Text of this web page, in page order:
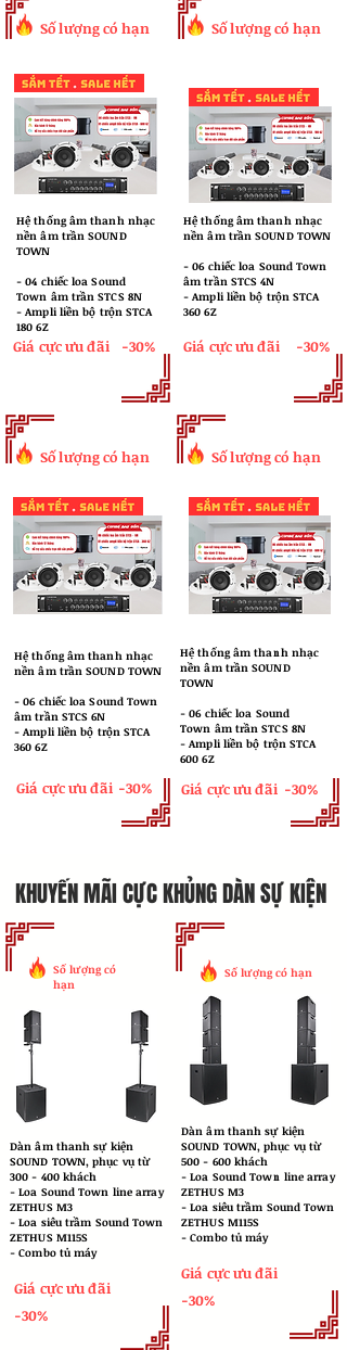
Số lượng có hạn
Hệ thống âm thanh nhạc
nền âm trần SOUND
TOWN
​- 04 chiếc loa Sound
Town âm trần STCS 8N
- Ampli liền bộ trộn STCA
180 6Z
Giá cực ưu đãi -30%
Số lượng có hạn
Hệ thống âm thanh nhạc
nền âm trần SOUND TOWN
​- 06 chiếc loa Sound Town
âm trần STCS 4N
- Ampli liền bộ trộn STCA
360 6Z
Giá cực ưu đãi -30%
Số lượng có hạn
Hệ thống âm thanh nhạc
nền âm trần SOUND TOWN
​- 06 chiếc loa Sound Town
âm trần STCS 6N
- Ampli liền bộ trộn STCA
360 6Z
Giá cực ưu đãi -30%
Số lượng có hạn
Hệ thống âm thanh nhạc
nền âm trần SOUND
TOWN
​- 06 chiếc loa Sound
Town âm trần STCS 8N
- Ampli liền bộ trộn STCA
600 6Z
Giá cực ưu đãi -30%
KHUYẾN MÃI CỰC KHỦNG DÀN SỰ KIỆN
Số lượng có
hạn
Dàn âm thanh sự kiện
SOUND TOWN, phục vụ từ
300 - 400 khách
​- Loa Sound Town line array
ZETHUS M3
- Loa siêu trầm Sound Town
ZETHUS M115S
- Combo tủ máy
Giá cực ưu đãi
-30%
Số lượng có hạn
Dàn âm thanh sự kiện
SOUND TOWN, phục vụ từ
500 - 600 khách
​- Loa Sound Town line array
ZETHUS M3
- Loa siêu trầm Sound Town
ZETHUS M115S
- Combo tủ máy
Giá cực ưu đãi
-30%